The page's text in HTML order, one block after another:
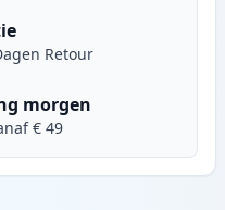
Retour
morgen
€ 49